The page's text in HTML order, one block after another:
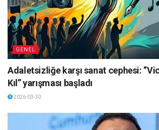
GENEL
Adaletsizliğe karşı sanat cephesi:
Kıl” yarışması başladı
2026-03-30